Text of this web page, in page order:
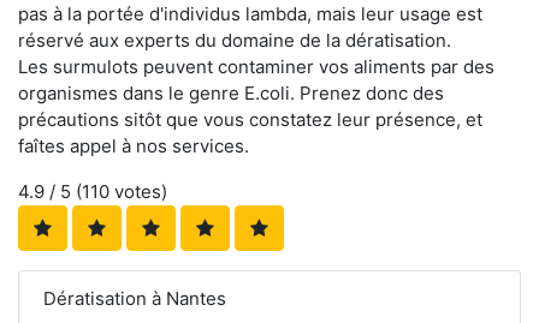
pas à la portée d'individus lambda, mais leur usage est
réservé aux experts du domaine de la dératisation.
Les surmulots peuvent contaminer vos aliments par des
organismes dans le genre E.coli. Prenez donc des
précautions sitôt que vous constatez leur présence, et
faîtes appel à nos services.
4.9 / 5 (110 votes)
Dératisation à Nantes